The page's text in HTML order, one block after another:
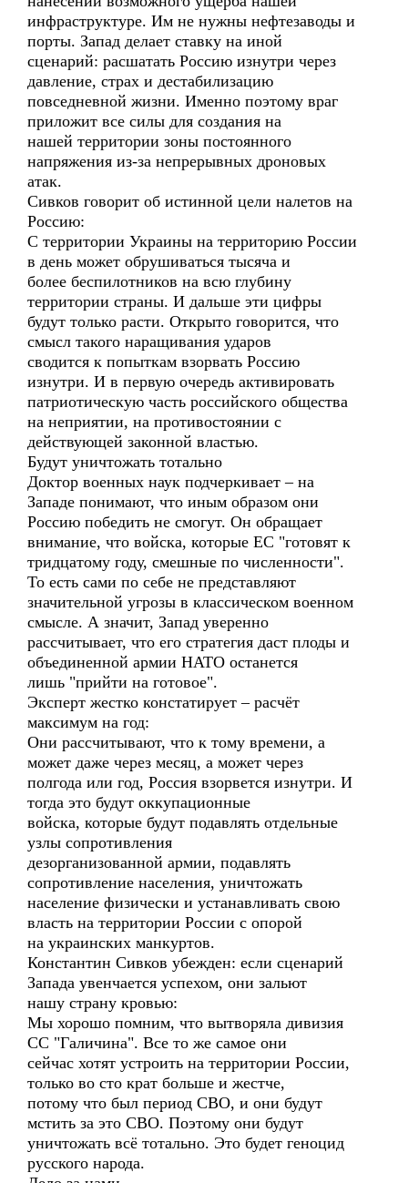
инфраструктуре. Им не нужны нефтезаводы и
порты. Запад делает ставку на иной
сценарий: расшатать Россию изнутри через
давление, страх и дестабилизацию
повседневной жизни. Именно поэтому враг
приложит все силы для создания на
нашей территории зоны постоянного
напряжения из-за непрерывных дроновых
атак.
Сивков говорит об истинной цели налетов на
Россию:
С территории Украины на территорию России
в день может обрушиваться тысяча и
более беспилотников на всю глубину
территории страны. И дальше эти цифры
будут только расти. Открыто говорится, что
смысл такого наращивания ударов
сводится к попыткам взорвать Россию
изнутри. И в первую очередь активировать
патриотическую часть российского общества
на неприятии, на противостоянии с
действующей законной властью.
Будут уничтожать тотально
Доктор военных наук подчеркивает – на
Западе понимают, что иным образом они
Россию победить не смогут. Он обращает
внимание, что войска, которые ЕС "готовят к
тридцатому году, смешные по численности".
То есть сами по себе не представляют
значительной угрозы в классическом военном
смысле. А значит, Запад уверенно
рассчитывает, что его стратегия даст плоды и
объединенной армии НАТО останется
лишь "прийти на готовое".
Эксперт жестко констатирует – расчёт
максимум на год:
Они рассчитывают, что к тому времени, а
может даже через месяц, а может через
полгода или год, Россия взорвется изнутри. И
тогда это будут оккупационные
войска, которые будут подавлять отдельные
узлы сопротивления
дезорганизованной армии, подавлять
сопротивление населения, уничтожать
население физически и устанавливать свою
власть на территории России с опорой
на украинских манкуртов.
Константин Сивков убежден: если сценарий
Запада увенчается успехом, они зальют
нашу страну кровью:
Мы хорошо помним, что вытворяла дивизия
СС "Галичина". Все то же самое они
сейчас хотят устроить на территории России,
только во сто крат больше и жестче,
потому что был период СВО, и они будут
мстить за это СВО. Поэтому они будут
уничтожать всё тотально. Это будет геноцид
русского народа.